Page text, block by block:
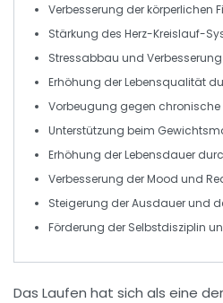
Verbesserung der körperlichen
Stärkung des Herz-Kreislauf-
Stressabbau und
Erhöhung derLebensqualität
Vorbeugung gegen chronische
Unterstützung beim
Erhöhung der Lebensdauer
Verbesserung derMood und
Steigerung derAusdauerund
Förderung der Selbstdisziplin
Das Laufen hat sich als eine